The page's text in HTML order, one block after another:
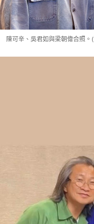
陳可辛、吳君如與梁朝偉合照。